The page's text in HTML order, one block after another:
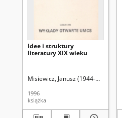
Idee i struktury
literatury XIX wieku
Misiewicz, Janusz (1944-2015)
1996
książka